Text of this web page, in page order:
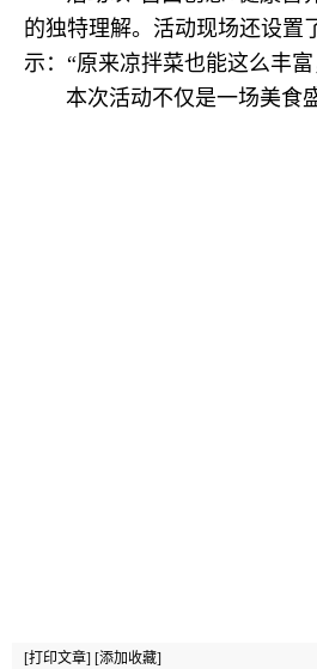
的独特理解。活动现场还设置
示：“原来凉拌菜也能这么丰
本次活动不仅是一场美食盛
[打印文章] [添加收藏]